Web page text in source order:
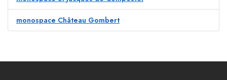
monospace Château Gombert